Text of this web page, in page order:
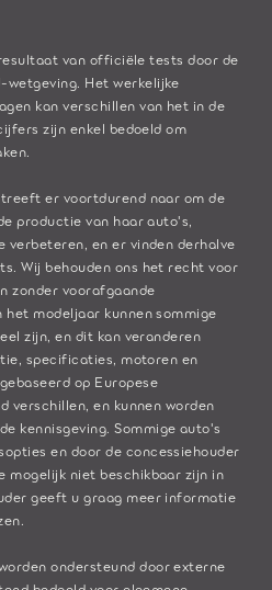
van officiële tests door de
Het werkelijke
kan verschillen van het in de
zijn enkel bedoeld om
er voortdurend naar om de
productie van haar auto's,
verbeteren, en er vinden derhalve
Wij behouden ons het recht voor
zonder voorafgaande
het modeljaar kunnen sommige
zijn, en dit kan veranderen
specificaties, motoren en
op Europese
verschillen, en kunnen worden
kennisgeving. Sommige auto's
en door de concessiehouder
mogelijk niet beschikbaar zijn in
geeft u graag meer informatie
ondersteund door externe